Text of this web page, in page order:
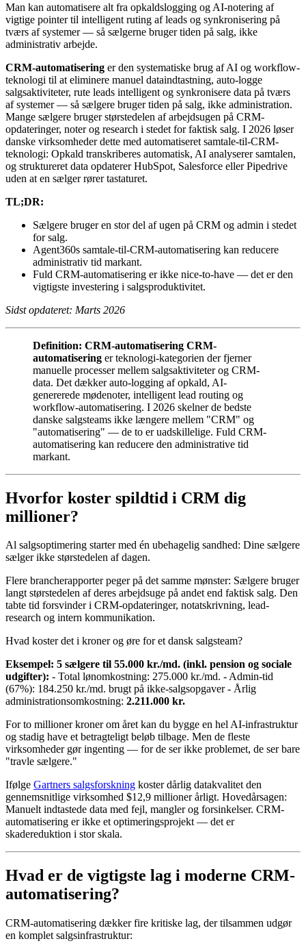
Man kan automatisere alt fra opkaldslogging og AI-notering af
vigtige pointer til intelligent ruting af leads og synkronisering på
tværs af systemer — så sælgerne bruger tiden på salg, ikke
administrativ arbejde.
CRM-automatisering er den systematiske brug af AI og workflow-
teknologi til at eliminere manuel dataindtastning, auto-logge
salgsaktiviteter, rute leads intelligent og synkronisere data på tværs
af systemer — så sælgere bruger tiden på salg, ikke administration.
Mange sælgere bruger størstedelen af arbejdsugen på CRM-
opdateringer, noter og research i stedet for faktisk salg. I 2026 løser
danske virksomheder dette med automatiseret samtale-til-CRM-
teknologi: Opkald transkriberes automatisk, AI analyserer samtalen,
og struktureret data opdaterer HubSpot, Salesforce eller Pipedrive
uden at en sælger rører tastaturet.
TL;DR:
Sælgere bruger en stor del af ugen på CRM og admin i stedet
for salg.
Agent360s samtale-til-CRM-automatisering kan reducere
administrativ tid markant.
Fuld CRM-automatisering er ikke nice-to-have — det er den
vigtigste investering i salgsproduktivitet.
Sidst opdateret: Marts 2026
Definition: CRM-automatisering CRM-
automatisering er teknologi-kategorien der fjerner
manuelle processer mellem salgsaktiviteter og CRM-
data. Det dækker auto-logging af opkald, AI-
genererede mødenoter, intelligent lead routing og
workflow-automatisering. I 2026 skelner de bedste
danske salgsteams ikke længere mellem "CRM" og
"automatisering" — de to er uadskillelige. Fuld CRM-
automatisering kan reducere den administrative tid
markant.
Hvorfor koster spildtid i CRM dig
millioner?
Al salgsoptimering starter med én ubehagelig sandhed: Dine sælgere
sælger ikke størstedelen af dagen.
Flere brancherapporter peger på det samme mønster: Sælgere bruger
langt størstedelen af deres arbejdsuge på andet end faktisk salg. Den
tabte tid forsvinder i CRM-opdateringer, notatskrivning, lead-
research og intern kommunikation.
Hvad koster det i kroner og øre for et dansk salgsteam?
Eksempel: 5 sælgere til 55.000 kr./md. (inkl. pension og sociale
udgifter): - Total lønomkostning: 275.000 kr./md. - Admin-tid
(67%): 184.250 kr./md. brugt på ikke-salgsopgaver - Årlig
administrationsomkostning: 2.211.000 kr.
For to millioner kroner om året kan du bygge en hel AI-infrastruktur
og stadig have et betragteligt beløb tilbage. Men de fleste
virksomheder gør ingenting — for de ser ikke problemet, de ser bare
"travle sælgere."
Ifølge Gartners salgsforskning koster dårlig datakvalitet den
gennemsnitlige virksomhed $12,9 millioner årligt. Hovedårsagen:
Manuelt indtastede data med fejl, mangler og forsinkelser. CRM-
automatisering er ikke et optimeringsprojekt — det er
skadereduktion i stor skala.
Hvad er de vigtigste lag i moderne CRM-
automatisering?
CRM-automatisering dækker fire kritiske lag, der tilsammen udgør
en komplet salgsinfrastruktur: